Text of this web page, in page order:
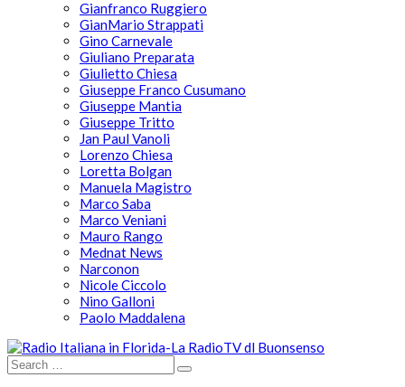
Gianfranco Ruggiero
GianMario Strappati
Gino Carnevale
Giuliano Preparata
Giulietto Chiesa
Giuseppe Franco Cusumano
Giuseppe Mantia
Giuseppe Tritto
Jan Paul Vanoli
Lorenzo Chiesa
Loretta Bolgan
Manuela Magistro
Marco Saba
Marco Veniani
Mauro Rango
Mednat News
Narconon
Nicole Ciccolo
Nino Galloni
Paolo Maddalena